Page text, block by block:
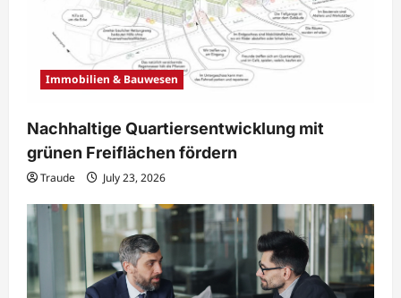
Immobilien & Bauwesen
Nachhaltige Quartiersentwicklung mit
grünen Freiflächen fördern
Traude July 23, 2026